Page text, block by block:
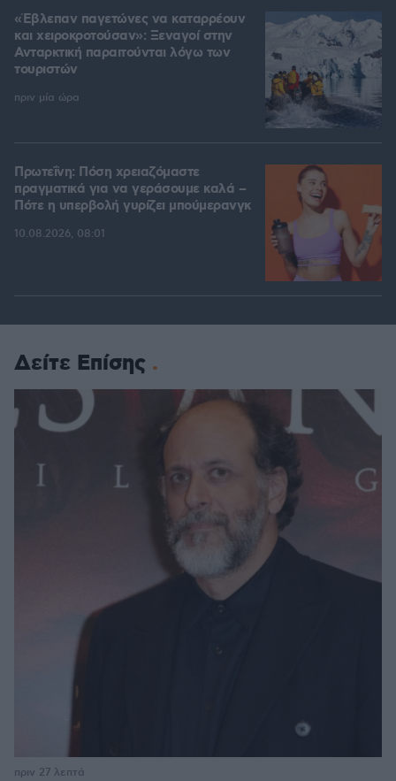
«Έβλεπαν παγετώνες να καταρρέουν
και χειροκροτούσαν»: Ξεναγοί στην
Ανταρκτική παραιτούνται λόγω των
τουριστών
πριν μία ώρα
Πρωτεΐνη: Πόση χρειαζόμαστε
πραγματικά για να γεράσουμε καλά –
Πότε η υπερβολή γυρίζει μπούμερανγκ
10.08.2026, 08:01
Δείτε Επίσης
πριν 27 λεπτά